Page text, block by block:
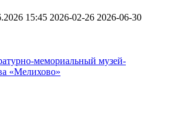
15:45 2026-02-26 2026-06-30
мемориальный музей-
«Мелихово»